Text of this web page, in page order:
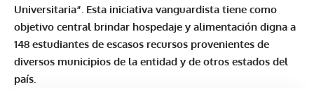
Universitaria”. Esta iniciativa vanguardista tiene como
objetivo central brindar hospedaje y alimentación digna a
148 estudiantes de escasos recursos provenientes de
diversos municipios de la entidad y de otros estados del
país.